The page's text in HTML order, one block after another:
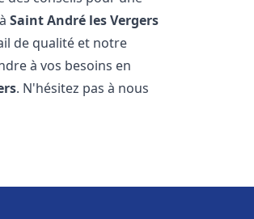
Saint André les Vergers
de qualité et notre
à vos besoins en
. N'hésitez pas à nous